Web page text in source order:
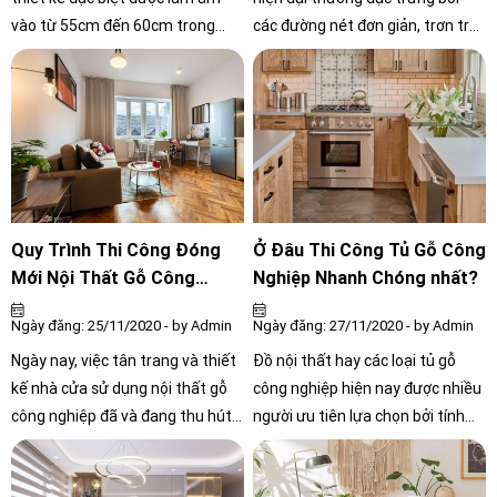
vào từ 55cm đến 60cm trong
tường. Chúng ta chỉ có thể nhìn
thấy mặt tiền của tủ mà không
nhìn được phía sau, 2 bên xung
quanh của tủ. Thiết kế này giúp
tiết kiệm tối đa không gian sử
dụng, đồng thời khiến cho không
gian trở nên vuông vắn, liền
mạch.
các đường nét đơn giản, trơn tru
và không có hoa văn phức tạp. Bộ
đồ nội thất thường có chức năng
đa năng và tiết kiệm không gian,
giúp cho căn hộ chung cư trông
rộng rãi và thoáng đạt hơn.
Quy Trình Thi Công Đóng
Mới Nội Thất Gỗ Công
Nghiệp
Ngày đăng: 25/11/2020 - by Admin
Ngày nay, việc tân trang và thiết
kế nhà cửa sử dụng nội thất gỗ
công nghiệp đã và đang thu hút
đông đảo nhiều gia chủ. Thị
trường nội thất đang cạnh tranh
Ở Đâu Thi Công Tủ Gỗ Công
Nghiệp Nhanh Chóng nhất?
Ngày đăng: 27/11/2020 - by Admin
Đồ nội thất hay các loại tủ gỗ
công nghiệp hiện nay được nhiều
người ưu tiên lựa chọn bởi tính
thẩm mỹ và giá thành của nó
cũng rất mềm. Bạn cũng đang có